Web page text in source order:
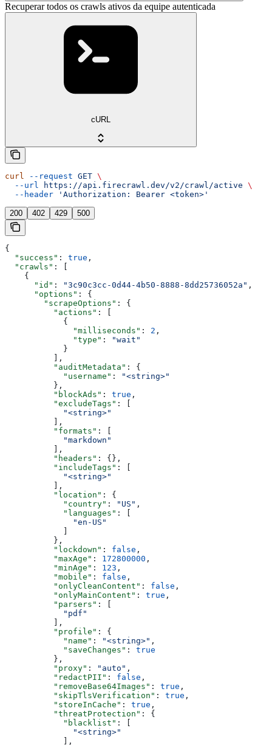
Recuperar todos os crawls ativos da equipe autenticada
cURL
curl --request GET \
  --url
https://api.firecrawl.dev/v2/crawl/active \
  --header
'Authorization: Bearer <token>'
200 402 429 500
{
  "success"
: true ,
  "crawls"
: [
    {
      "id"
: "3c90c3cc-0d44-4b50-8888-8dd25736052a" ,
      "options"
: {
        "scrapeOptions"
: {
          "actions"
: [
            {
              "milliseconds"
: 2 ,
              "type"
:
"wait"
            }
          ],
          "auditMetadata"
: {
            "username"
:
"<string>"
          },
          "blockAds"
: true ,
          "excludeTags"
: [
            "<string>"
          ],
          "formats"
: [
            "markdown"
          ],
          "headers"
: {},
          "includeTags"
: [
            "<string>"
          ],
          "location"
: {
            "country"
: "US" ,
            "languages"
: [
              "en-US"
            ]
          },
          "lockdown"
: false ,
          "maxAge"
: 172800000 ,
          "minAge"
: 123 ,
          "mobile"
: false ,
          "onlyCleanContent"
: false ,
          "onlyMainContent"
: true ,
          "parsers"
: [
            "pdf"
          ],
          "profile"
: {
            "name"
: "<string>" ,
            "saveChanges"
: true
          },
          "proxy"
: "auto" ,
          "redactPII"
: false ,
          "removeBase64Images"
: true ,
          "skipTlsVerification"
: true ,
          "storeInCache"
: true ,
          "threatProtection"
: {
            "blacklist"
: [
              "<string>"
            ],